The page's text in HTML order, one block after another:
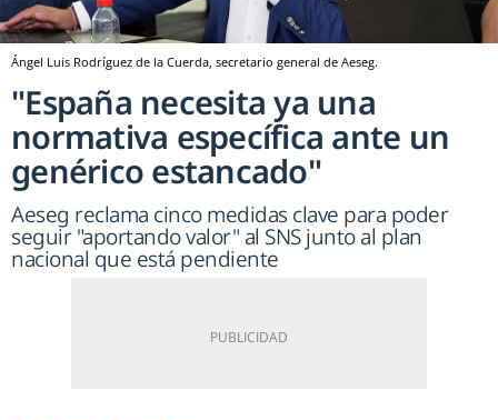
Ángel Luis Rodríguez de la Cuerda, secretario general de Aeseg.
"España necesita ya una
normativa específica ante un
genérico estancado"
Aeseg reclama cinco medidas clave para poder
seguir "aportando valor" al SNS junto al plan
nacional que está pendiente